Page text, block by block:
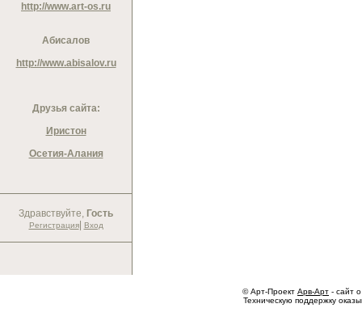
http://www.art-os.ru
Абисалов
http://www.abisalov.ru
Друзья сайта:
Иристон
Осетия-Алания
Здравствуйте, Гость
Регистрация| Вход
© Арт-Проект Арв-Арт - сайт
Техническую поддержку